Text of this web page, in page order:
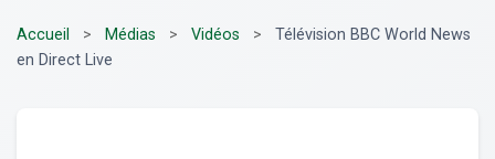
Accueil > Médias > Vidéos >
Télévision BBC World News
en Direct Live